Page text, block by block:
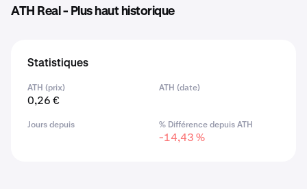
ATH Real - Plus haut historique
Statistiques
ATH (prix)
0,26 €
ATH (date)
Jours depuis % Différence depuis ATH
-14,43 %